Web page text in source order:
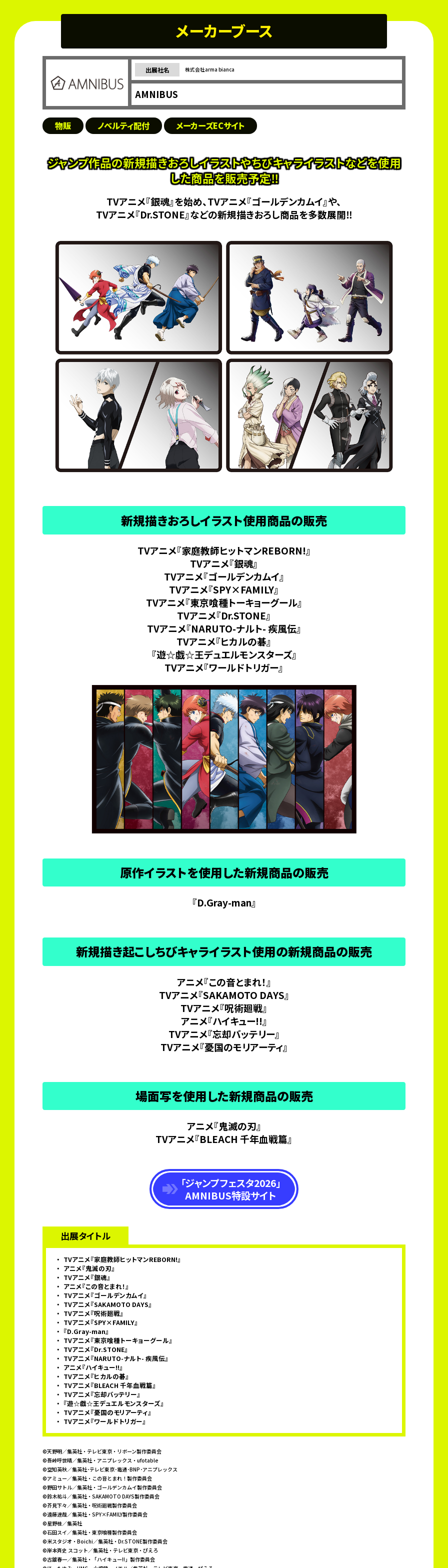
メーカーブース
出展社名 株式会社arma bianca
AMNIBUS
物販 ノベルティ配付 メーカーズECサイト
ジャンプ作品の新規描きおろしイラストやちびキャライラストなどを使用
した商品を販売予定‼
TVアニメ『銀魂』を始め、TVアニメ『ゴールデンカムイ』や、
TVアニメ『Dr.STONE』などの新規描きおろし商品を多数展開‼
新規描きおろしイラスト使用商品の販売
TVアニメ『家庭教師ヒットマンREBORN!』
TVアニメ『銀魂』
TVアニメ『ゴールデンカムイ』
TVアニメ『SPY×FAMILY』
TVアニメ『東京喰種トーキョーグール』
TVアニメ『Dr.STONE』
TVアニメ『NARUTO-ナルト- 疾風伝』
TVアニメ『ヒカルの碁』
『遊☆戯☆王デュエルモンスターズ』
TVアニメ『ワールドトリガー』
原作イラストを使用した新規商品の販売
『D.Gray-man』
新規描き起こしちびキャライラスト使用の新規商品の販売
アニメ『この音とまれ！』
TVアニメ『SAKAMOTO DAYS』
TVアニメ『呪術廻戦』
アニメ『ハイキュー!!』
TVアニメ『忘却バッテリー』
TVアニメ『憂国のモリアーティ』
場面写を使用した新規商品の販売
アニメ『鬼滅の刃』
TVアニメ『BLEACH 千年血戦篇』
「ジャンプフェスタ2026」
AMNIBUS特設サイト
出展タイトル
TVアニメ『家庭教師ヒットマンREBORN!』
アニメ『鬼滅の刃』
TVアニメ『銀魂』
アニメ『この音とまれ！』
TVアニメ『ゴールデンカムイ』
TVアニメ『SAKAMOTO DAYS』
TVアニメ『呪術廻戦』
TVアニメ『SPY×FAMILY』
『D.Gray-man』
TVアニメ『東京喰種トーキョーグール』
TVアニメ『Dr.STONE』
TVアニメ『NARUTO-ナルト- 疾風伝』
アニメ『ハイキュー!!』
TVアニメ『ヒカルの碁』
TVアニメ『BLEACH 千年血戦篇』
TVアニメ『忘却バッテリー』
『遊☆戯☆王デュエルモンスターズ』
TVアニメ『憂国のモリアーティ』
TVアニメ『ワールドトリガー』
©天野明／集英社・テレビ東京・リボーン製作委員会
©吾峠呼世晴／集英社・アニプレックス・ufotable
©空知英秋／集英社･テレビ東京･電通･BNP･アニプレックス
©アミュー／集英社・この音とまれ！製作委員会
©野田サトル／集英社・ゴールデンカムイ製作委員会
©鈴木祐斗／集英社・SAKAMOTO DAYS製作委員会
©芥見下々／集英社・呪術廻戦製作委員会
©遠藤達哉／集英社・SPY×FAMILY製作委員会
©星野桂／集英社
©石田スイ／集英社・東京喰種製作委員会
©米スタジオ・Boichi／集英社・Dr.STONE製作委員会
©岸本斉史 スコット／集英社・テレビ東京・ぴえろ
©古舘春一／集英社・「ハイキュー!!」製作委員会